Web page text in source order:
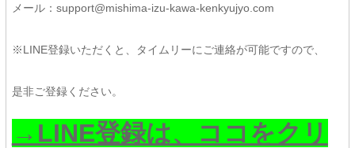
メール：support@mishima-izu-kawa-kenkyujyo.com
※LINE登録いただくと、タイムリーにご連絡が可能ですので、
是非ご登録ください。
→LINE登録は、ココをクリ